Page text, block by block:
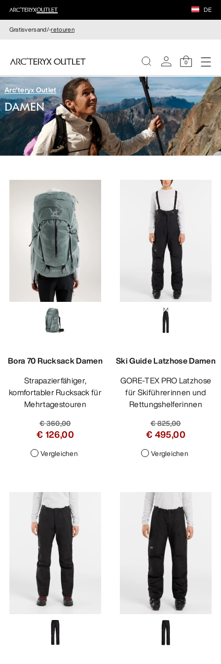
DE
Gratisversand/-retouren
0
DAMEN
HERREN
Arc'teryx Outlet
DAMEN
Bora 70 Rucksack Damen
Strapazierfähiger,
komfortabler Rucksack für
Mehrtagestouren
€ 360,00
€ 126,00
Vergleichen
Ski Guide Latzhose Damen
GORE-TEX PRO Latzhose
für Skiführerinnen und
Rettungshelferinnen
€ 825,00
€ 495,00
Vergleichen